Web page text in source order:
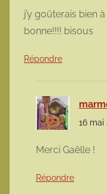
j’y goûterais bien
bonne!!!! bisous
Répondre
16 mai
Merci Gaëlle !
Répondre